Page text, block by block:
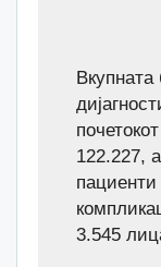
Вкупната
122.227,
3.545